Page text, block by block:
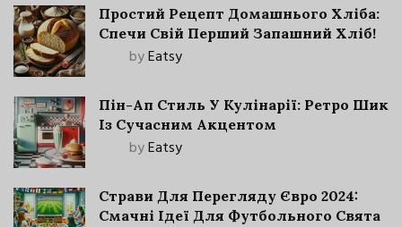
Простий Рецепт Домашнього Хліба:
Спечи Свій Перший Запашний Хліб!
byEatsy
Пін-Ап Стиль У Кулінарії: Ретро Шик
Із Сучасним Акцентом
byEatsy
Страви Для Перегляду Євро 2024:
Смачні Ідеї Для Футбольного Свята